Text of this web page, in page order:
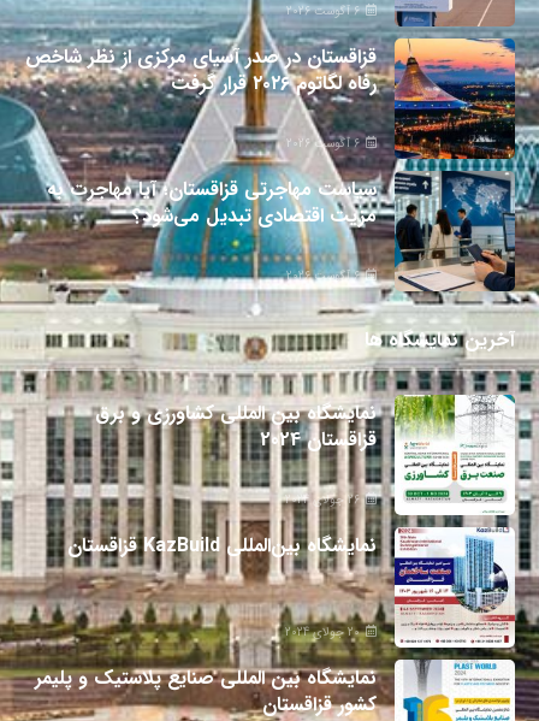
6 آگوست 2026
قزاقستان در صدر آسیای مرکزی از نظر شاخص
رفاه لگاتوم ۲۰۲۶ قرار گرفت
6 آگوست 2026
سیاست مهاجرتی قزاقستان؛ آیا مهاجرت به
مزیت اقتصادی تبدیل می‌شود؟
6 آگوست 2026
آخرین نمایشگاه ها
نمایشگاه بین المللی کشاورزی و برق
قزاقستان 2024
26 جولای 2024
نمایشگاه بین‌المللی KazBuild قزاقستان
20 جولای 2024
نمایشگاه بین المللی صنایع پلاستیک و پلیمر
کشور قزاقستان